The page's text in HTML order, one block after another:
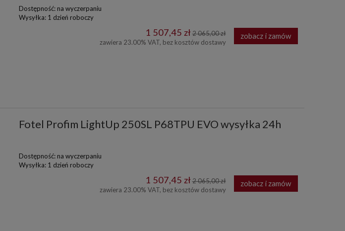
Dostępność: na wyczerpaniu
Wysyłka: 1 dzień roboczy
1 507,45 zł 2 065,00 zł
zawiera 23.00% VAT, bez kosztów dostawy
zobacz i zamów
Fotel Profim LightUp 250SL P68TPU EVO wysyłka 24h
Dostępność: na wyczerpaniu
Wysyłka: 1 dzień roboczy
1 507,45 zł 2 065,00 zł
zawiera 23.00% VAT, bez kosztów dostawy
zobacz i zamów